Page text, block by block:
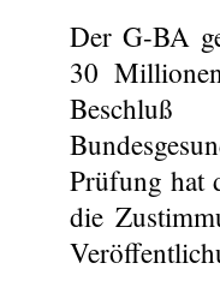
Der G-BA
30
Prüfung hat
die